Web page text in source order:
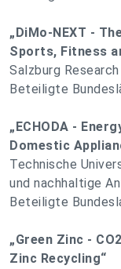
„DiMo-NEXT -
Sports, Fitness
Salzburg
Beteiligte
„ECHODA -
Domestic
Technische
und nachhaltige
Beteiligte
„Green Zinc -
Zinc Recycling“